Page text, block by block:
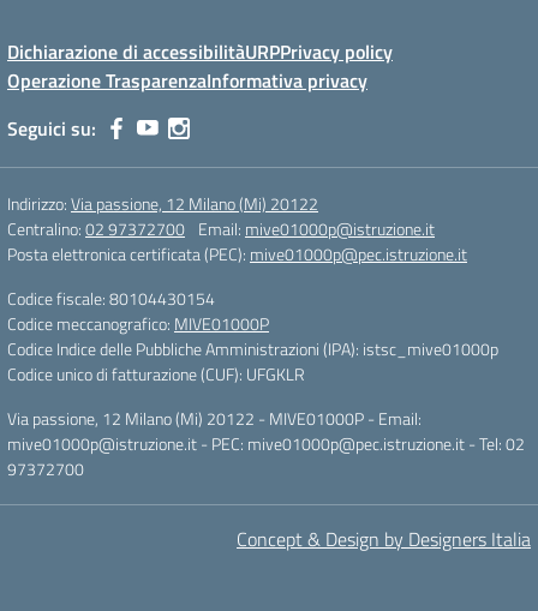
Dichiarazione di accessibilitàURPPrivacy policy
Operazione TrasparenzaInformativa privacy
Seguici su:
Indirizzo:Via passione, 12 Milano (Mi) 20122
Centralino:02 97372700 Email: mive01000p@istruzione.it
Posta elettronica certificata (PEC): mive01000p@pec.istruzione.it
Codice fiscale: 80104430154
Codice meccanografico: MIVE01000P
Codice Indice delle Pubbliche Amministrazioni (IPA): istsc_mive01000p
Codice unico di fatturazione (CUF): UFGKLR
Via passione, 12 Milano (Mi) 20122 - MIVE01000P - Email:
mive01000p@istruzione.it - PEC: mive01000p@pec.istruzione.it - Tel: 02
97372700
Concept & Design by Designers Italia